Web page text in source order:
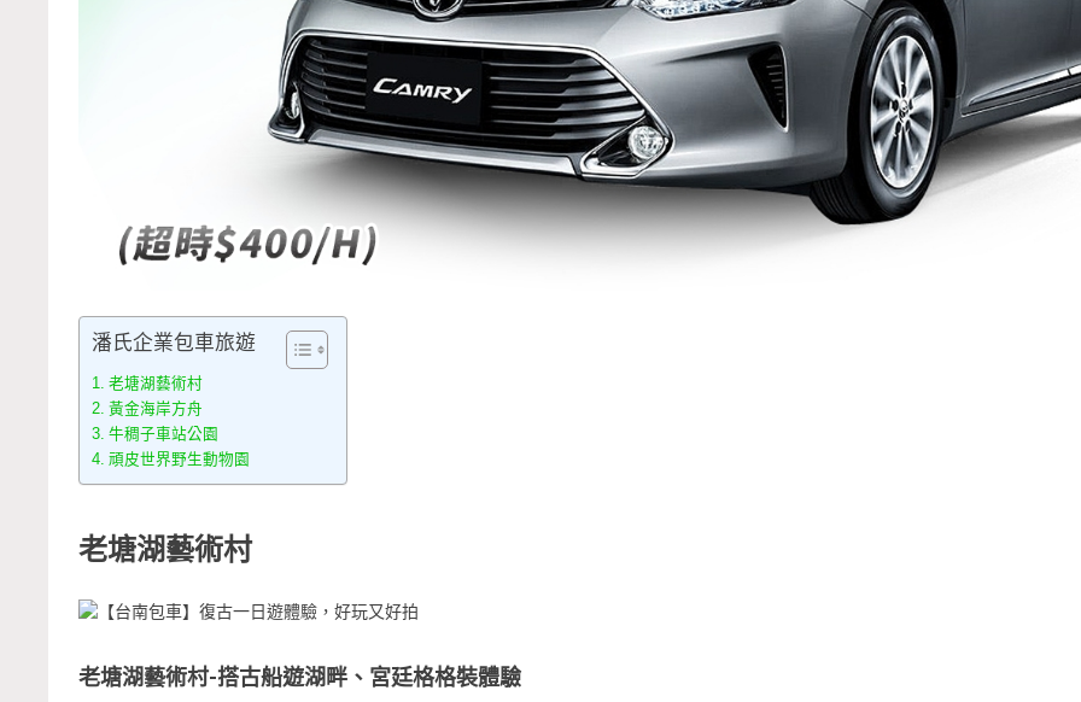
潘氏企業包車旅遊
老塘湖藝術村
黃金海岸方舟
牛稠子車站公園
頑皮世界野生動物園
老塘湖藝術村
老塘湖藝術村-搭古船遊湖畔、宮廷格格裝體驗